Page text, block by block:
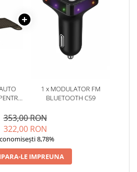
1 x MODULATOR FM
BLUETOOTH C59
353,00 RON
322,00 RON
8,78%
LE IMPREUNA